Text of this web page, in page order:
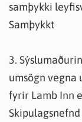
samþykki
Samþykkt
3.
umsögn
fyrir Lamb Inn